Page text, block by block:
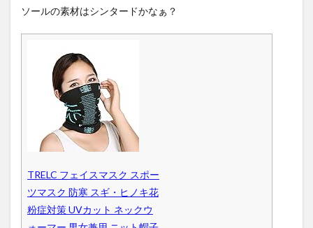
ソールの素材はシンタードかなぁ？
TRELC フェイスマスク スポー
ツマスク 防寒 スギ・ヒノキ花
粉症対策 UVカット ネックウ